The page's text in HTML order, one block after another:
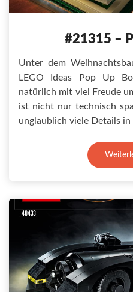
#21315 –
Unter dem
LEGO Ideas Pop Up
natürlich mit viel Freude
ist nicht nur technisch
unglaublich viele Details in